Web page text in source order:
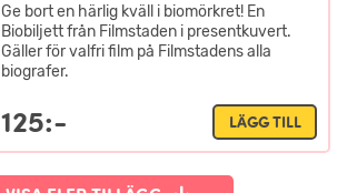
Ge bort en härlig kväll i biomörkret! En
Biobiljett från Filmstaden i presentkuvert.
Gäller för valfri film på Filmstadens alla
biografer.
125:- LÄGG TILL